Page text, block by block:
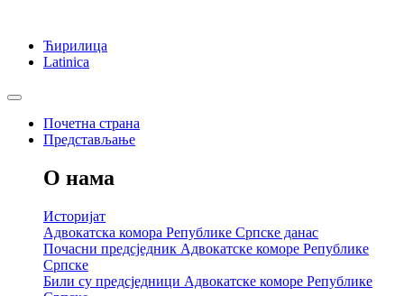
Ћирилица
Latinica
Почетна страна
Представљање
О нама
Историјат
Адвокатска комора Републике Српске данас
Почасни предсједник Адвокатске коморе Републике
Српске
Били су предсједници Адвокатске коморе Републике